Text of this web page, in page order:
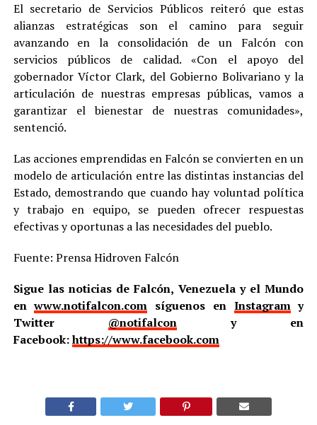
El secretario de Servicios Públicos reiteró que estas
alianzas estratégicas son el camino para seguir
avanzando en la consolidación de un Falcón con
servicios públicos de calidad. «Con el apoyo del
gobernador Víctor Clark, del Gobierno Bolivariano y la
articulación de nuestras empresas públicas, vamos a
garantizar el bienestar de nuestras comunidades»,
sentenció.
Las acciones emprendidas en Falcón se convierten en un
modelo de articulación entre las distintas instancias del
Estado, demostrando que cuando hay voluntad política
y trabajo en equipo, se pueden ofrecer respuestas
efectivas y oportunas a las necesidades del pueblo.
Fuente: Prensa Hidroven Falcón
Sigue las noticias de Falcón, Venezuela y el Mundo
enwww.notifalcon.com síguenos en Instagramy
Twitter @notifalcony en
Facebook:https://www.facebook.com